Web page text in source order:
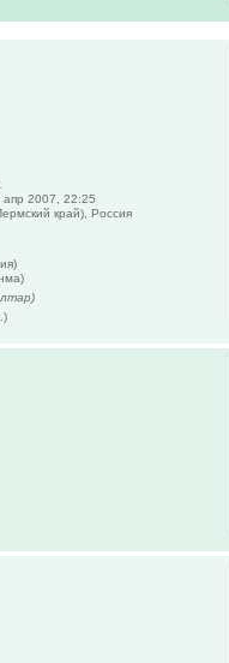
апр 2007, 22:25
край), Россия